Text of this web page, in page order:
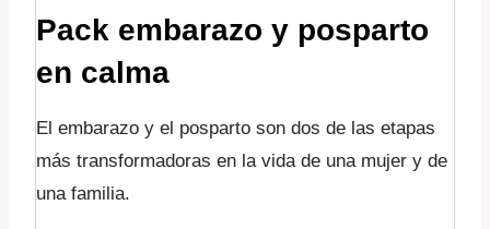
Pack embarazo y posparto
en calma
El embarazo y el posparto son dos de las etapas
más transformadoras en la vida de una mujer y de
una familia.